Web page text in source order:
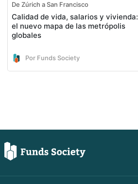
De Zúrich a San Francisco
Calidad de vida, salarios y vivienda:
el nuevo mapa de las metrópolis
globales
Por Funds Society